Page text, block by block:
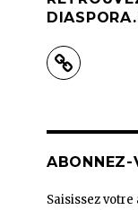
ABONNEZ-
Saisissez